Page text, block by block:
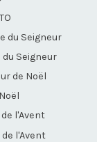
du Seigneur
Seigneur
de Noël
l'Avent
l'Avent